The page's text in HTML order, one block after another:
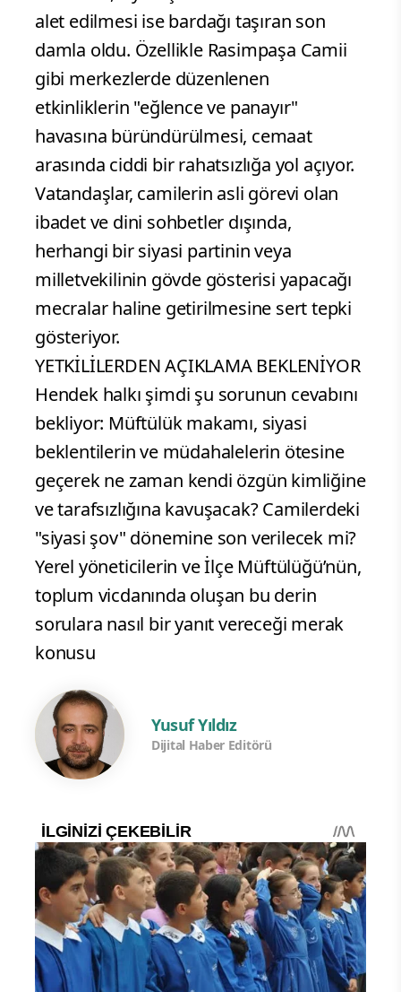
alet edilmesi ise bardağı taşıran son
damla oldu. Özellikle Rasimpaşa Camii
gibi merkezlerde düzenlenen
etkinliklerin "eğlence ve panayır"
havasına büründürülmesi, cemaat
arasında ciddi bir rahatsızlığa yol açıyor.
Vatandaşlar, camilerin asli görevi olan
ibadet ve dini sohbetler dışında,
herhangi bir siyasi partinin veya
milletvekilinin gövde gösterisi yapacağı
mecralar haline getirilmesine sert tepki
gösteriyor.
YETKİLİLERDEN AÇIKLAMA BEKLENİYOR
Hendek halkı şimdi şu sorunun cevabını
bekliyor: Müftülük makamı, siyasi
beklentilerin ve müdahalelerin ötesine
geçerek ne zaman kendi özgün kimliğine
ve tarafsızlığına kavuşacak? Camilerdeki
"siyasi şov" dönemine son verilecek mi?
Yerel yöneticilerin ve İlçe Müftülüğü’nün,
toplum vicdanında oluşan bu derin
sorulara nasıl bir yanıt vereceği merak
konusu
Yusuf Yıldız
Dijital Haber Editörü